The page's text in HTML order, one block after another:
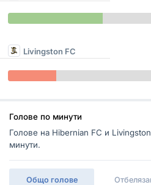
Livingston FC
Голове по минути
Голове на Hibernian FC и
минути.
Общо голове